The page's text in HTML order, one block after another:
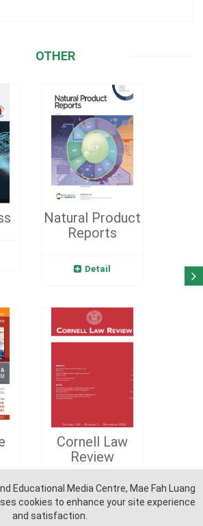
Educational Media Centre, Mae Fah Luang
cookies to enhance your site experience
and satisfaction.
OTHER
Natural Product
Reports
Detail
Cornell Law
Review
Detail